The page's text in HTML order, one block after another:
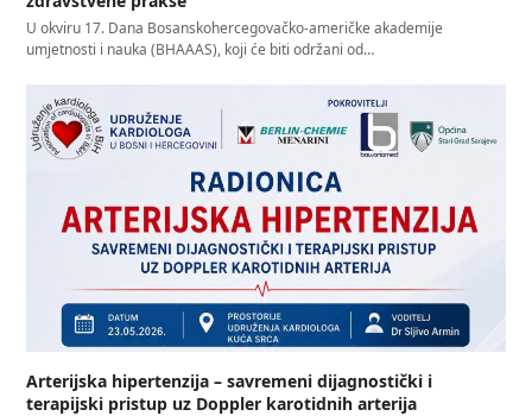
U okviru 17. Dana Bosanskohercegovačko-američke akademije
umjetnosti i nauka (BHAAAS), koji će biti održani od…
Arterijska hipertenzija – savremeni dijagnostički i
terapijski pristup uz Doppler karotidnih arterija